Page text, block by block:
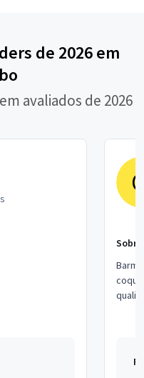
de 2026 em
avaliados de 2026